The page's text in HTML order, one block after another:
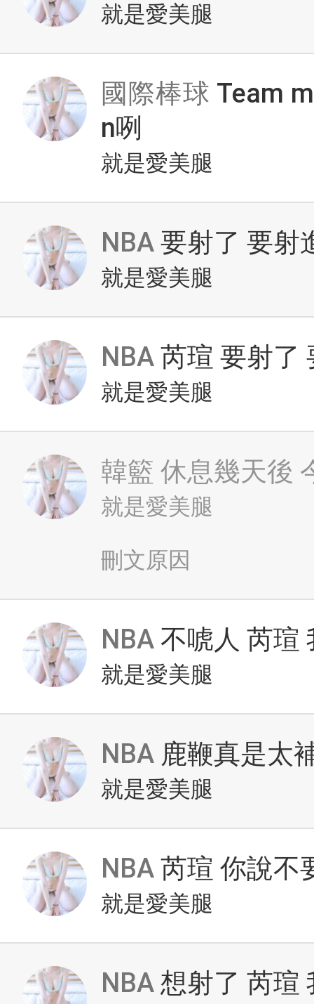
就是愛美腿
國際棒球 Team
n咧
就是愛美腿
NBA 要射了 要射
就是愛美腿
NBA 芮瑄 要射了
就是愛美腿
韓籃 休息幾天後
就是愛美腿
刪文原因
NBA 不唬人 芮瑄
就是愛美腿
NBA 鹿鞭真是太
就是愛美腿
NBA 芮瑄 你說不
就是愛美腿
NBA 想射了 芮瑄